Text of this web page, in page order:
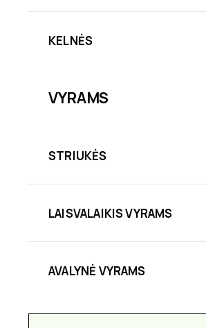
KELNĖS
VYRAMS
STRIUKĖS
LAISVALAIKIS VYRAMS
AVALYNĖ VYRAMS